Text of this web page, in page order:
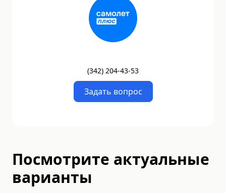
(342) 204-43-53
Задать вопрос
Посмотрите актуальные
варианты